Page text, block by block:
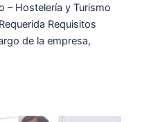
– Hostelería y Turismo
Requisitos
de la empresa,